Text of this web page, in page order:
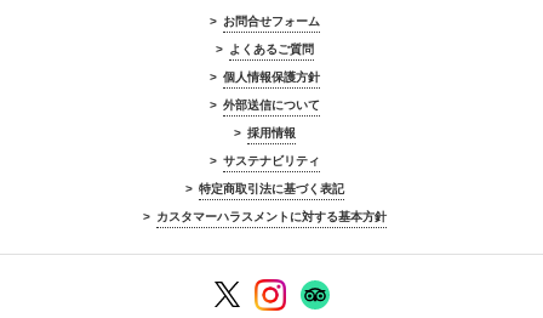
お問合せフォーム
よくあるご質問
個人情報保護方針
外部送信について
採用情報
サステナビリティ
特定商取引法に基づく表記
カスタマーハラスメントに対する基本方針